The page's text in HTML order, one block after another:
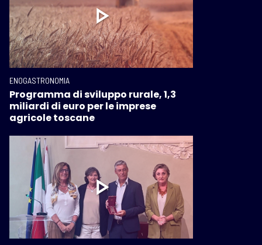
ENOGASTRONOMIA
Programma di sviluppo rurale, 1,3
miliardi di euro per le imprese
agricole toscane